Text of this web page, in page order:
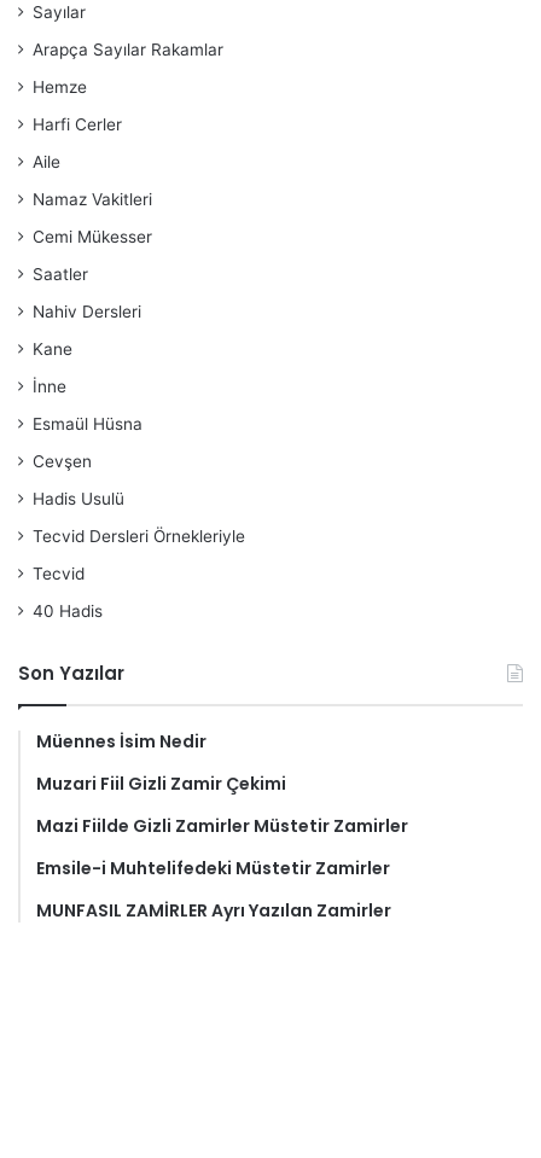
Sayılar
Arapça Sayılar Rakamlar
Hemze
Harfi Cerler
Aile
Namaz Vakitleri
Cemi Mükesser
Saatler
Nahiv Dersleri
Kane
İnne
Esmaül Hüsna
Cevşen
Hadis Usulü
Tecvid Dersleri Örnekleriyle
Tecvid
40 Hadis
Son Yazılar
Müennes İsim Nedir
Muzari Fiil Gizli Zamir Çekimi
Mazi Fiilde Gizli Zamirler Müstetir Zamirler
Emsile-i Muhtelifedeki Müstetir Zamirler
MUNFASIL ZAMİRLER Ayrı Yazılan Zamirler